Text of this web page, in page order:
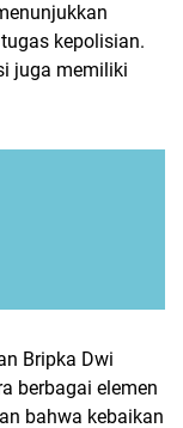
kepolisian.
juga memiliki
Bripka Dwi
berbagai elemen
bahwa kebaikan